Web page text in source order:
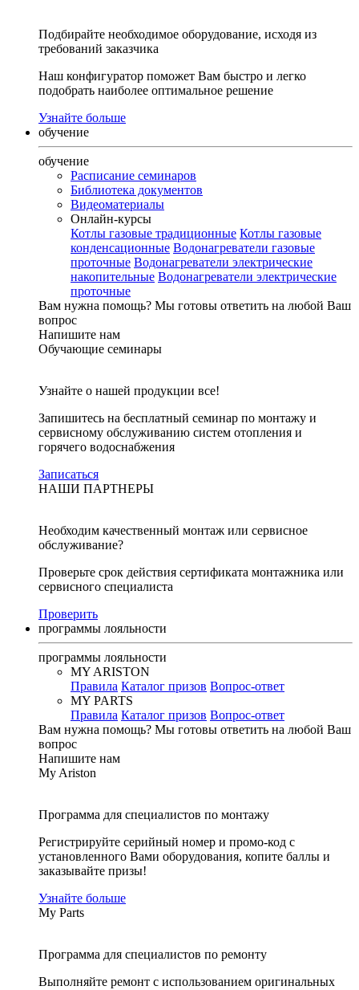
Подбирайте необходимое оборудование, исходя из
требований заказчика
Наш конфигуратор поможет Вам быстро и легко
подобрать наиболее оптимальное решение
Узнайте больше
обучение
обучение
Расписание семинаров
Библиотека документов
Видеоматериалы
Онлайн-курсы
Котлы газовые традиционные Котлы газовые
конденсационные Водонагреватели газовые
проточные Водонагреватели электрические
накопительные Водонагреватели электрические
проточные
Вам нужна помощь? Мы готовы ответить на любой Ваш
вопрос
Напишите нам
Обучающие семинары
Узнайте о нашей продукции все!
Запишитесь на бесплатный семинар по монтажу и
сервисному обслуживанию систем отопления и
горячего водоснабжения
Записаться
НАШИ ПАРТНЕРЫ
Необходим качественный монтаж или сервисное
обслуживание?
Проверьте срок действия сертификата монтажника или
сервисного специалиста
Проверить
программы лояльности
программы лояльности
MY ARISTON
Правила Каталог призов Вопрос-ответ
MY PARTS
Правила Каталог призов Вопрос-ответ
Вам нужна помощь? Мы готовы ответить на любой Ваш
вопрос
Напишите нам
My Ariston
Программа для специалистов по монтажу
Регистрируйте серийный номер и промо-код с
установленного Вами оборудования, копите баллы и
заказывайте призы!
Узнайте больше
My Parts
Программа для специалистов по ремонту
Выполняйте ремонт с использованием оригинальных